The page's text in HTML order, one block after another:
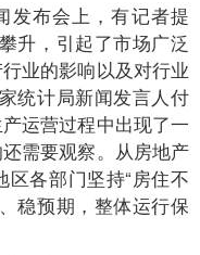
布会上，有记者提
升，引起了市场广泛
业的影响以及对行业
统计局新闻发言人付
运营过程中出现了一
需要观察。从房地产
各部门坚持“房住不
稳预期，整体运行保